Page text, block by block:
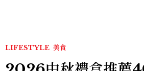
LIFESTYLE 美食